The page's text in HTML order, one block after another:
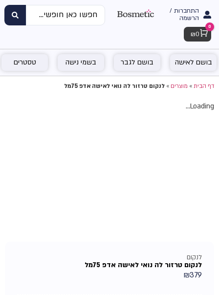
התחברות /
הרשמה
Cart
0
₪ 0
בושם לאישה בושם לגבר בשמי נישה טסטרים
דף הבית»מוצרים»לנקום טרזור לה נואי לאישה אדפ 75מל
Loading...
לנקום
לנקום טרזור לה נואי לאישה אדפ 75מל
₪379